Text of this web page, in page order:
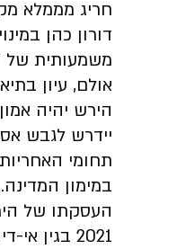
חריג מממלא
דורון כהן
משמעותית של
אולם, עיון
הירש יהיה
יידרש לגבש
תחומי
במימון המדינה.
העסקתו של